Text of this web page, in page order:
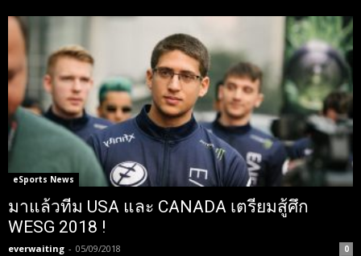
eSports News
มาแล้วทีม USA และ CANADA เตรียมสู้ศึก
WESG 2018 !
everwaiting - 05/09/2018 0